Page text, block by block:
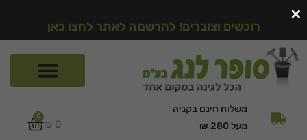
רוכשים וצוברים! להרשמה לאתר לחצו כאן
משלוח חינם בקניה
מעל 280 ₪
₪ 0
0
×